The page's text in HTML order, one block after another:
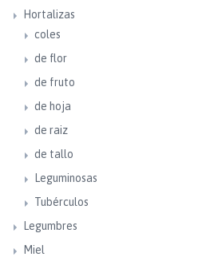
Hortalizas
coles
de flor
de fruto
de hoja
de raiz
de tallo
Leguminosas
Tubérculos
Legumbres
Miel